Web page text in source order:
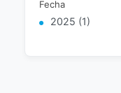
Fecha
2025 (1)